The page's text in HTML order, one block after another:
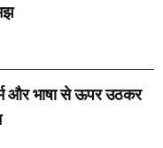
और भाषा से ऊपर उठकर